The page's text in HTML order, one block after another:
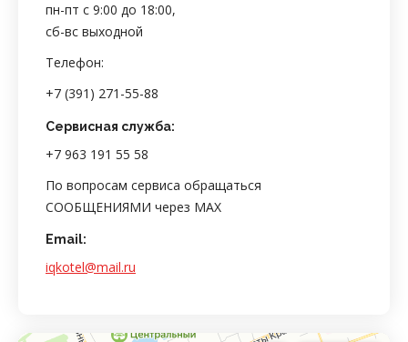
пн-пт с 9:00 до 18:00,
сб-вс выходной
Телефон:
+7 (391) 271-55-88
Сервисная служба:
+7 963 191 55 58
По вопросам сервиса обращаться
СООБЩЕНИЯМИ через MAX
Email:
iqkotel@mail.ru